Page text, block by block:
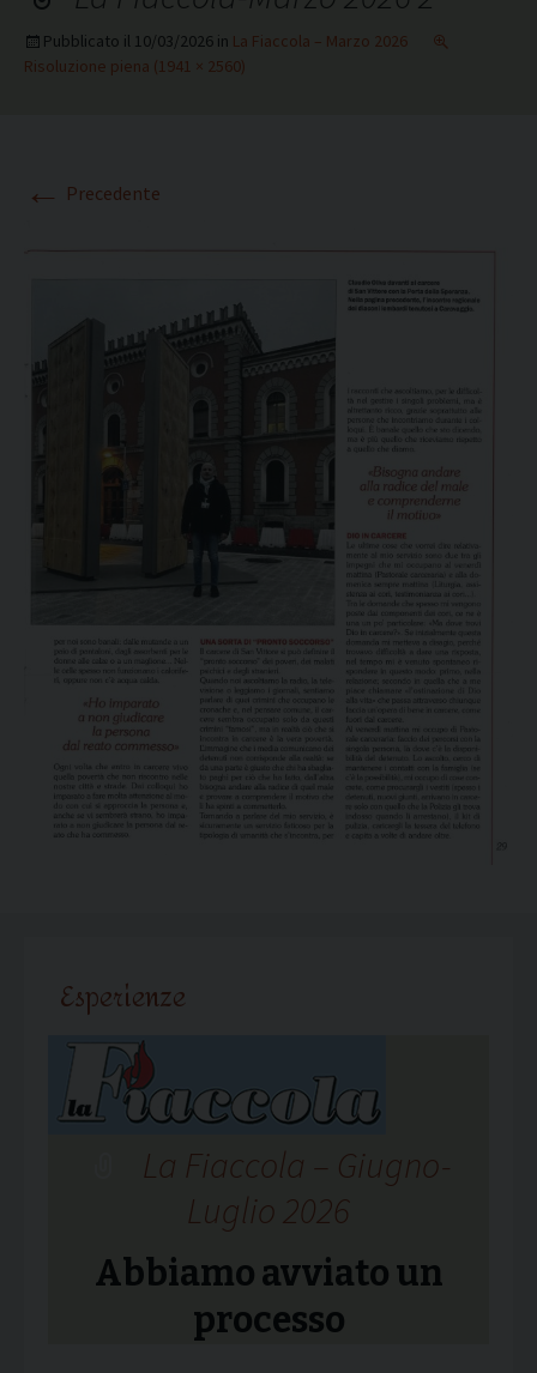
Pubblicato il 10/03/2026 in La Fiaccola – Marzo 2026
Risoluzione piena (1941 × 2560)
← Precedente
Esperienze
La Fiaccola – Giugno-
Luglio 2026
Abbiamo avviato un
processo